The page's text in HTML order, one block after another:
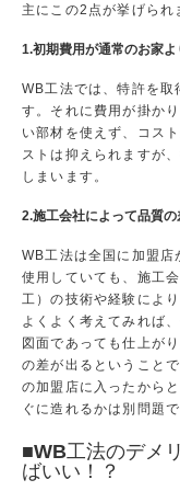
主にこの2点が挙げられ
1.初期費用が通常のお家よ
WB工法では、特許を取
す。それに費用が掛か
い部材を使えず、コス
ストは抑えられますが
しまいます。
2.施工会社によって品質の
WB工法は全国に加盟店
使用していても、施工
工）の技術や経験によ
よくよく考えてみれば
図面であっても仕上が
の差が出るということ
の加盟店に入ったから
ぐに造れるかは別問題で
■WB工法のデメ
ばいい！？